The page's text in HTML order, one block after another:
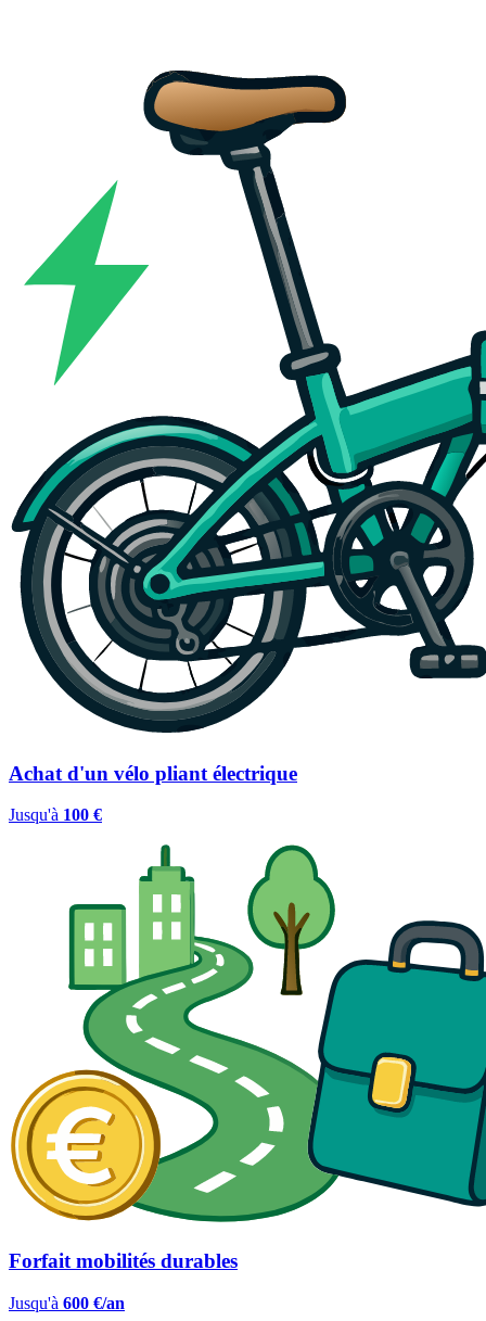
Achat d'un vélo pliant électrique
Jusqu'à 100 €
Forfait mobilités durables
Jusqu'à 600 €/an